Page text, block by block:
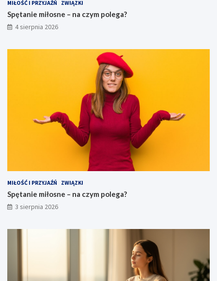
MIŁOŚĆ I PRZYJAŹŃ ZWIĄZKI
Spętanie miłosne – na czym polega?
4 sierpnia 2026
MIŁOŚĆ I PRZYJAŹŃ ZWIĄZKI
Spętanie miłosne – na czym polega?
3 sierpnia 2026